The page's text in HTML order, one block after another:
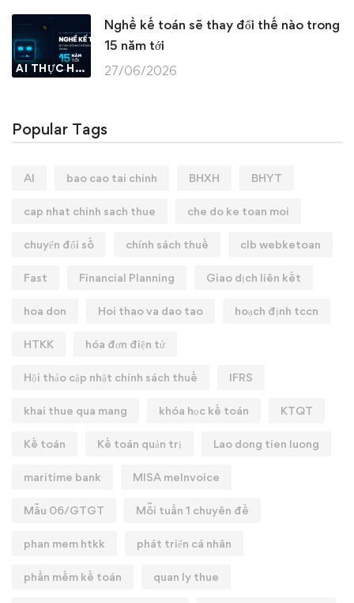
AI THỰC HÀNH
Nghề kế toán sẽ thay đổi thế nào trong
15 năm tới
27/06/2026
Popular Tags
AI bao cao tai chinh BHXH BHYT
cap nhat chinh sach thue che do ke toan moi
chuyển đổi số chính sách thuế clb webketoan
Fast Financial Planning Giao dịch liên kết
hoa don Hoi thao va dao tao hoạch định tccn
HTKK hóa đơn điện tử
Hội thảo cập nhật chính sách thuế IFRS
khai thue qua mang khóa học kế toán KTQT
Kế toán Kế toán quản trị Lao dong tien luong
maritime bank MISA meInvoice
Mẫu 06/GTGT Mỗi tuần 1 chuyên đề
phan mem htkk phát triển cá nhân
phần mềm kế toán quan ly thue